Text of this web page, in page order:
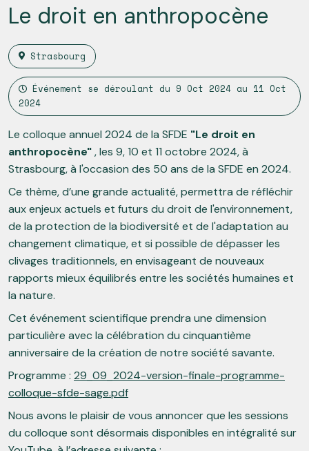
Le droit en anthropocène
Strasbourg
Événement se déroulant du 9 Oct 2024 au 11 Oct
2024
Le colloque annuel 2024 de la SFDE "Le droit en
anthropocène", les 9, 10 et 11 octobre 2024, à
Strasbourg, à l'occasion des 50 ans de la SFDE en 2024.
Ce thème, d’une grande actualité, permettra de réfléchir
aux enjeux actuels et futurs du droit de l'environnement,
de la protection de la biodiversité et de l'adaptation au
changement climatique, et si possible de dépasser les
clivages traditionnels, en envisageant de nouveaux
rapports mieux équilibrés entre les sociétés humaines et
la nature.
Cet événement scientifique prendra une dimension
particulière avec la célébration du cinquantième
anniversaire de la création de notre société savante.
Programme : 29_09_2024-version-finale-programme-
colloque-sfde-sage.pdf
Nous avons le plaisir de vous annoncer que les sessions
du colloque sont désormais disponibles en intégralité sur